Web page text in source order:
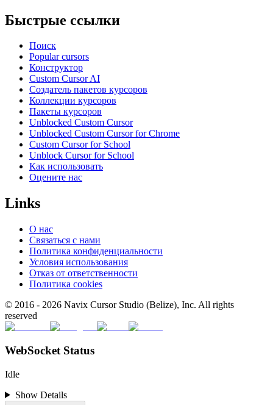
Быстрые ссылки
Поиск
Popular cursors
Конструктор
Custom Cursor AI
Создатель пакетов курсоров
Коллекции курсоров
Пакеты курсоров
Unblocked Custom Cursor
Unblocked Custom Cursor for Chrome
Custom Cursor for School
Unblock Cursor for School
Как использовать
Оцените нас
Links
О нас
Связаться с нами
Политика конфиденциальности
Условия использования
Отказ от ответственности
Политика cookies
© 2016 - 2026 Navix Cursor Studio (Belize), Inc. All rights
reserved
WebSocket Status
Idle
Show Details